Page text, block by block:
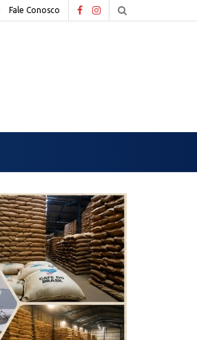
Fale Conosco